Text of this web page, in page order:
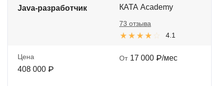
Java-разработчик КАТА Academy
4.1
73 отзыва
Цена
408 000 ₽
От 17 000 ₽/мес